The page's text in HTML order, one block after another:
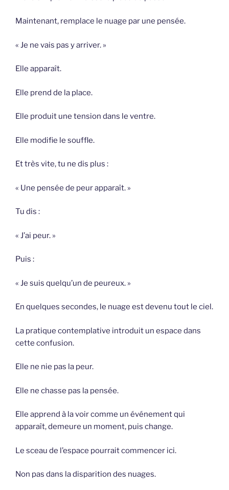
Maintenant, remplace le nuage par une pensée.
« Je ne vais pas y arriver. »
Elle apparaît.
Elle prend de la place.
Elle produit une tension dans le ventre.
Elle modifie le souffle.
Et très vite, tu ne dis plus :
« Une pensée de peur apparaît. »
Tu dis :
« J’ai peur. »
Puis :
« Je suis quelqu’un de peureux. »
En quelques secondes, le nuage est devenu tout le ciel.
La pratique contemplative introduit un espace dans
cette confusion.
Elle ne nie pas la peur.
Elle ne chasse pas la pensée.
Elle apprend à la voir comme un événement qui
apparaît, demeure un moment, puis change.
Le sceau de l’espace pourrait commencer ici.
Non pas dans la disparition des nuages.